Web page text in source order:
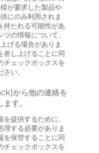
が要求した製品や
にのみ利用されま
持たれる可能性があ
の情報について、
げる場合がありま
差し上げることに同
チェックボックスを
い。
から他の連絡を
す。
提供するために、
理する必要がありま
を保管することに同
チェックボックスを